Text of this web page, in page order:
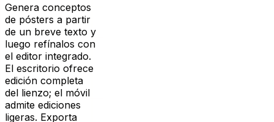
Genera conceptos
de pósters a partir
de un breve texto y
luego refínalos con
el editor integrado.
El escritorio ofrece
edición completa
del lienzo; el móvil
admite ediciones
ligeras. Exporta